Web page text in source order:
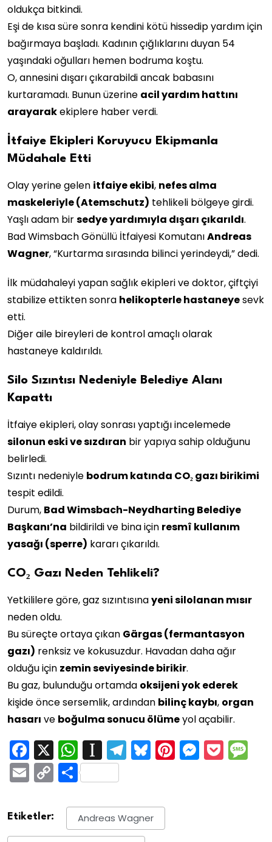
oldukça bitkindi.
Eşi de kısa süre sonra kendini kötü hissedip yardım için
bağırmaya başladı. Kadının çığlıklarını duyan 54
yaşındaki oğulları hemen bodruma koştu.
O, annesini dışarı çıkarabildi ancak babasını
kurtaramadı. Bunun üzerine acil yardım hattını
arayarakekiplere haber verdi.
İtfaiye Ekipleri Koruyucu Ekipmanla
Müdahale Etti
Olay yerine gelen itfaiye ekibi, nefes alma
maskeleriyle (Atemschutz) tehlikeli bölgeye girdi.
Yaşlı adam birsedye yardımıyla dışarı çıkarıldı.
Bad Wimsbach Gönüllü İtfaiyesi KomutanıAndreas
Wagner, “Kurtarma sırasında bilinci yerindeydi,” dedi.
İlk müdahaleyi yapan sağlık ekipleri ve doktor, çiftçiyi
stabilize ettikten sonra helikopterle hastaneyesevk
etti.
Diğer aile bireyleri de kontrol amaçlı olarak
hastaneye kaldırıldı.
Silo Sızıntısı Nedeniyle Belediye Alanı
Kapattı
İtfaiye ekipleri, olay sonrası yaptığı incelemede
silonun eski ve sızdıran bir yapıya sahip olduğunu
belirledi.
Sızıntı nedeniyle bodrum katında CO₂ gazı birikimi
tespit edildi.
Durum, Bad Wimsbach-Neydharting Belediye
Başkanı’na bildirildi ve bina için resmî kullanım
yasağı (sperre) kararı çıkarıldı.
CO₂ Gazı Neden Tehlikeli?
Yetkililere göre, gaz sızıntısınayeni silolanan mısır
neden oldu.
Bu süreçte ortaya çıkan Gärgas (fermantasyon
gazı) renksiz ve kokusuzdur. Havadan daha ağır
olduğu için zemin seviyesinde birikir.
Bu gaz, bulunduğu ortamda oksijeni yok ederek
kişide önce sersemlik, ardından bilinç kaybı, organ
hasarı ve boğulma sonucu ölümeyol açabilir.
Facebook
X WhatsApp
Instapaper
Telegram
Bluesky
Pinterest
EmailCopy
Link
Share
Etiketler: Andreas Wagner